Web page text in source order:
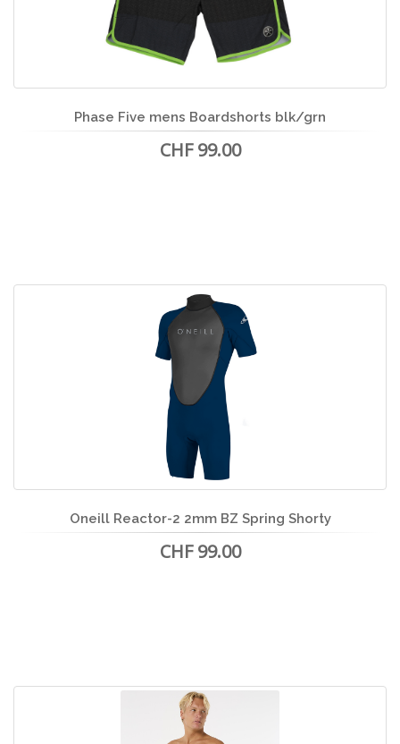
Phase Five mens Boardshorts blk/grn
CHF 99.00
Oneill Reactor-2 2mm BZ Spring Shorty
CHF 99.00